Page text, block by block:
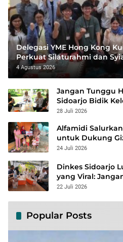
Delegasi YME Hong Kong
Perkuat Silaturahmi dan
‘Alamin
4 Agustus 2026
Jangan Tunggu
Sidoarjo Bidik
Terbuka Lawan
28 Juli 2026
Alfamidi
untuk Dukung
Kabupaten/Kota
24 Juli 2026
Dinkes Sidoarjo
yang Viral:
Penanganan
22 Juli 2026
Popular Posts